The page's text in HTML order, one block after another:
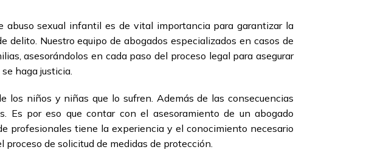
abuso sexual infantil es de vital importancia para garantizar la
Nuestro equipo de abogados especializados en casos de
asesorándolos en cada paso del proceso legal para asegurar
haga justicia.
niños y niñas que lo sufren. Además de las consecuencias
Es por eso que contar con el asesoramiento de un abogado
profesionales tiene la experiencia y el conocimiento necesario
de solicitud de medidas de protección.